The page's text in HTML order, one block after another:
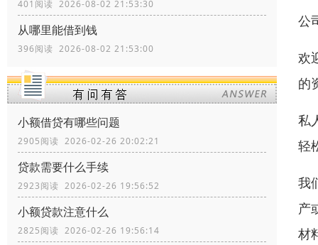
401阅读 2026-08-02 21:53:30
从哪里能借到钱
396阅读 2026-08-02 21:53:00
小额借贷有哪些问题
2905阅读 2026-02-26 20:02:21
贷款需要什么手续
2923阅读 2026-02-26 19:56:52
小额贷款注意什么
2825阅读 2026-02-26 19:56:14
公
欢
的
私
轻
我
产
材